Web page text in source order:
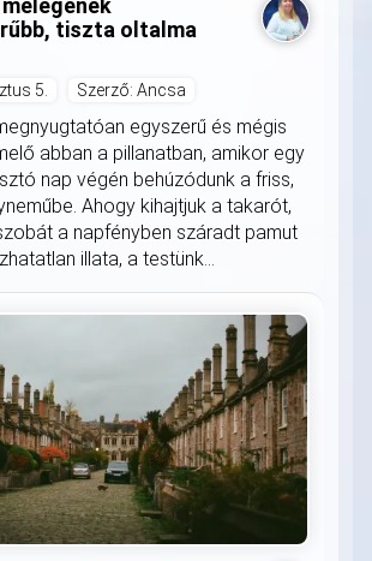
tiszta oltalma
5. Szerző: Ancsa
egyszerű és mégis
abban a pillanatban, amikor egy
nap végén behúzódunk a friss,
Ahogy kihajtjuk a takarót,
a napfényben száradt pamut
illata, a testünk...